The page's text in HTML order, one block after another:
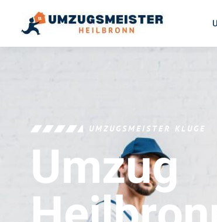
UMZUGSMEISTER KLUGE
Umzug